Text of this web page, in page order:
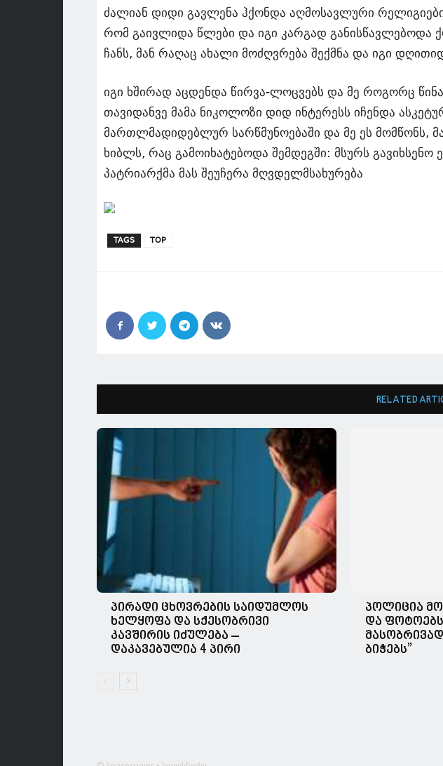
ძალიან დიდი გავლენა ჰქონდა აღმოსავლური
რომ გაივლიდა წლები და იგი კარგად
ჩანს, მან რაღაც ახალი მოძღვრება შექმნა და იგი
იგი ხშირად აცდენდა წირვა-ლოცვებს და მე როგორც
თავიდანვე მამა ნიკოლოზი დიდ ინტერესს იჩენდა
მართლმადიდებლურ სარწმუნოებაში და მე ეს მომწონს,
ხიბლს, რაც გამოიხატებოდა შემდეგში: მსურს
პატრიარქმა მას შეუჩერა მღვდელმსახურება
TAGS TOP
RELATED
პირადი ცხოვრების საიდუმლოს
ხელყოფა და სქესობრივი
კავშირის იძულება –
დაკავებულია 4 პირი
პოლიცია
და
ბიჭებს”